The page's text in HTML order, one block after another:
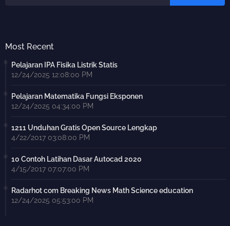
Most Recent
Pelajaran IPA Fisika Listrik Statis
12/24/2025 12:08:00 PM
Pelajaran Matematika Fungsi Eksponen
12/24/2025 04:34:00 PM
1211 Unduhan Gratis Open Source Lengkap
4/22/2017 03:08:00 PM
10 Contoh Latihan Dasar Autocad 2020
4/15/2017 07:07:00 PM
Radarhot com Breaking News Math Science education
12/24/2025 05:53:00 PM